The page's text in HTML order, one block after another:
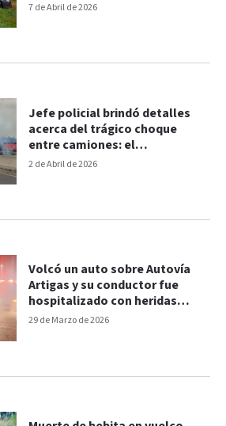
7 de Abril de 2026
2 de Abril de 2026
Jefe policial brindó detalles
acerca del trágico choque
entre camiones: el
sobreviviente quedó detenido
29 de Marzo de 2026
Volcó un auto sobre Autovía
Artigas y su conductor fue
hospitalizado con heridas
graves